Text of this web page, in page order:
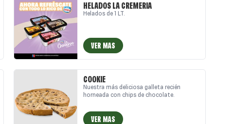
HELADOS LA CREMERIA
Helados de 1 LT.
VER MAS
COOKIE
Nuestra más deliciosa galleta recién
horneada con chips de chocolate.
VER MAS